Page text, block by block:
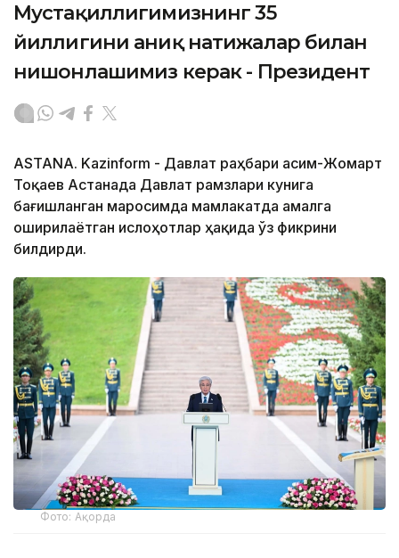
Мустақиллигимизнинг 35
йиллигини аниқ натижалар билан
нишонлашимиз керак - Президент
ASTANA. Kazinform - Давлат раҳбари Қасим-Жомарт
Тоқаев Астанада Давлат рамзлари кунига
бағишланган маросимда мамлакатда амалга
оширилаётган ислоҳотлар ҳақида ўз фикрини
билдирди.
Фото: Ақорда